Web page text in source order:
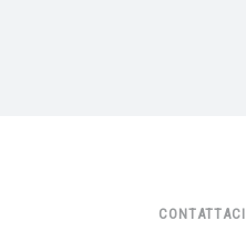
CONTATTACI